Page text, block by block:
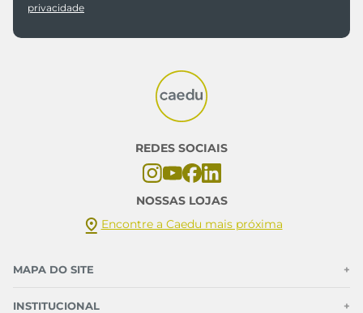
privacidade
REDES SOCIAIS
NOSSAS LOJAS
Encontre a Caedu mais próxima
MAPA DO SITE +
INSTITUCIONAL +